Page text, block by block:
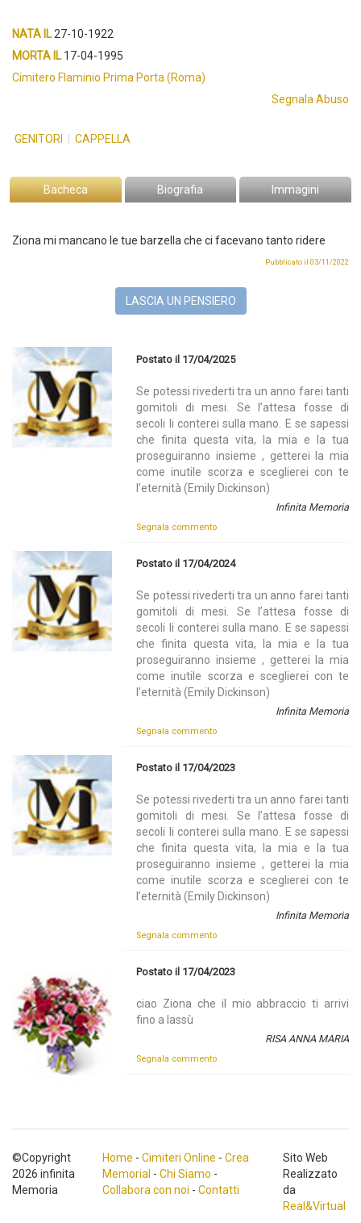
NATA IL27-10-1922
MORTA IL17-04-1995
Cimitero Flaminio Prima Porta (Roma)
Segnala Abuso
GENITORI CAPPELLA
Bacheca Biografia Immagini
Ziona mi mancano le tue barzella che ci facevano tanto ridere
Pubblicato il 03/11/2022
LASCIA UN PENSIERO
Postato il 17/04/2025
Se potessi rivederti tra un anno farei tanti
gomitoli di mesi. Se l’attesa fosse di
secoli li conterei sulla mano. E se sapessi
che finita questa vita, la mia e la tua
proseguiranno insieme , getterei la mia
come inutile scorza e sceglierei con te
l’eternità (Emily Dickinson)
Infinita Memoria
Segnala commento
Postato il 17/04/2024
Se potessi rivederti tra un anno farei tanti
gomitoli di mesi. Se l’attesa fosse di
secoli li conterei sulla mano. E se sapessi
che finita questa vita, la mia e la tua
proseguiranno insieme , getterei la mia
come inutile scorza e sceglierei con te
l’eternità (Emily Dickinson)
Infinita Memoria
Segnala commento
Postato il 17/04/2023
Se potessi rivederti tra un anno farei tanti
gomitoli di mesi. Se l’attesa fosse di
secoli li conterei sulla mano. E se sapessi
che finita questa vita, la mia e la tua
proseguiranno insieme , getterei la mia
come inutile scorza e sceglierei con te
l’eternità (Emily Dickinson)
Infinita Memoria
Segnala commento
Postato il 17/04/2023
ciao Ziona che il mio abbraccio ti arrivi
fino a lassù
RISA ANNA MARIA
Segnala commento
©Copyright
2026 infinita
Memoria
Home - Cimiteri Online - Crea
Memorial - Chi Siamo -
Collabora con noi - Contatti
Sito Web
Realizzato
da
Real&Virtual